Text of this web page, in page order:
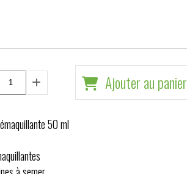
Ajouter au panier
50 ml